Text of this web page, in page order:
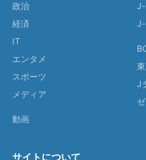
政治
経済
IT
エンタメ
スポーツ
メディア
動画
J-
J-
J
サイトについて